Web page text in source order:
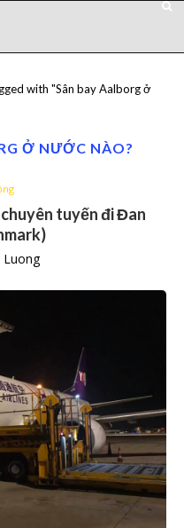
with "Sân bay Aalborg ở
Ở NƯỚC NÀO?
tuyến đi Đan
Luong